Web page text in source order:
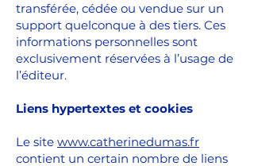
transférée, cédée ou vendue sur un
support quelconque à des tiers. Ces
informations personnelles sont
exclusivement réservées à l’usage de
l’éditeur.
Liens hypertextes et cookies
Le site www.catherinedumas.fr
contient un certain nombre de liens